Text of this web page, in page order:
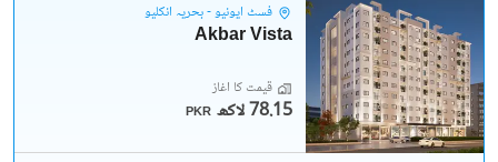
فسٹ ایونیو - بحریہ انکلیو
Akbar Vista
قیمت کا آغاز
PKR 78.15 لاکھ